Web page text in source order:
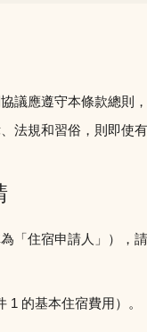
議應遵守本條款總則
法規和習俗，則即使
「住宿申請人」），
1 的基本住宿費用）。